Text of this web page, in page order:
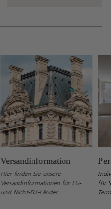
Versandinformation
Hier finden Sie unsere
Versandinformationen für EU-
und Nicht-EU-Länder.
für